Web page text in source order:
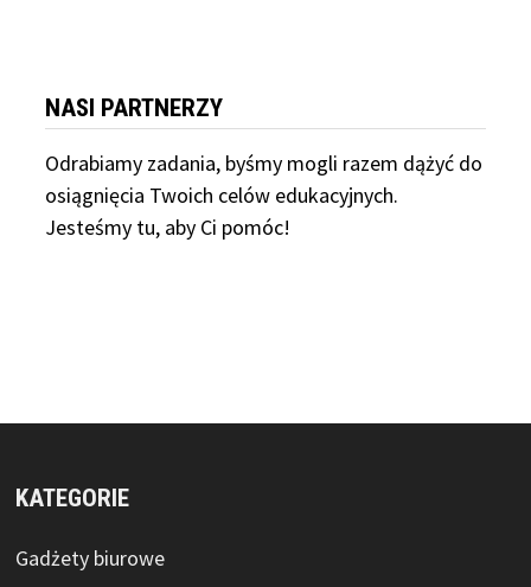
NASI PARTNERZY
Odrabiamy zadania, byśmy mogli razem dążyć do
osiągnięcia Twoich celów edukacyjnych.
Jesteśmy tu, aby Ci pomóc!
KATEGORIE
Gadżety biurowe